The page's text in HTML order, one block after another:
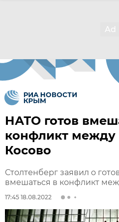
НАТО готов
конфликт между
Косово
Столтенберг заявил о
вмешаться в конфликт
17:45 18.08.2022